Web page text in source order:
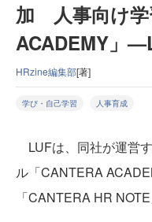
加 人事向け学
ACADEMY」
HRzine編集部[著]
学び・自己学習 人事育成
LUFは、同社が運営
ル「CANTERA
「CANTERA HR